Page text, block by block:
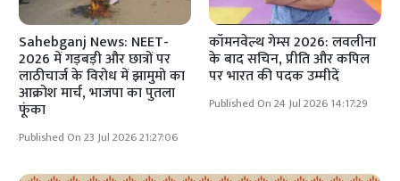
Sahebganj News: NEET-
2026 में गड़बड़ी और छात्रों पर
लाठीचार्ज के विरोध में झामुमो का
आक्रोश मार्च, भाजपा का पुतला
फूंका
Published On 23 Jul 2026 21:27:06
कॉमनवेल्थ गेम्स 2026: लवलीना
के बाद सचिन, प्रीति और कपिल
पर भारत की पदक उम्मीदें
Published On 24 Jul 2026 14:17:29